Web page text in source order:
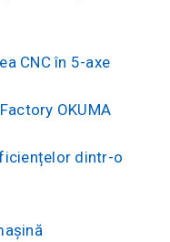
CNC în 5-axe
OKUMA
dintr-o